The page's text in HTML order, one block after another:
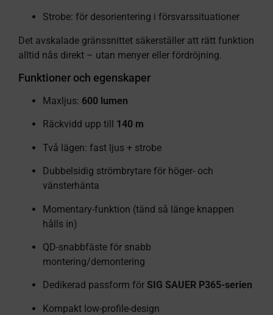
Strobe: för desorientering i försvarssituationer
Det avskalade gränssnittet säkerställer att rätt funktion
alltid nås direkt – utan menyer eller fördröjning.
Funktioner och egenskaper
Maxljus: 600 lumen
Räckvidd upp till 140 m
Två lägen: fast ljus + strobe
Dubbelsidig strömbrytare för höger- och
vänsterhänta
Momentary-funktion (tänd så länge knappen
hålls in)
QD-snabbfäste för snabb
montering/demontering
Dedikerad passform för SIG SAUER P365-serien
Kompakt low-profile-design